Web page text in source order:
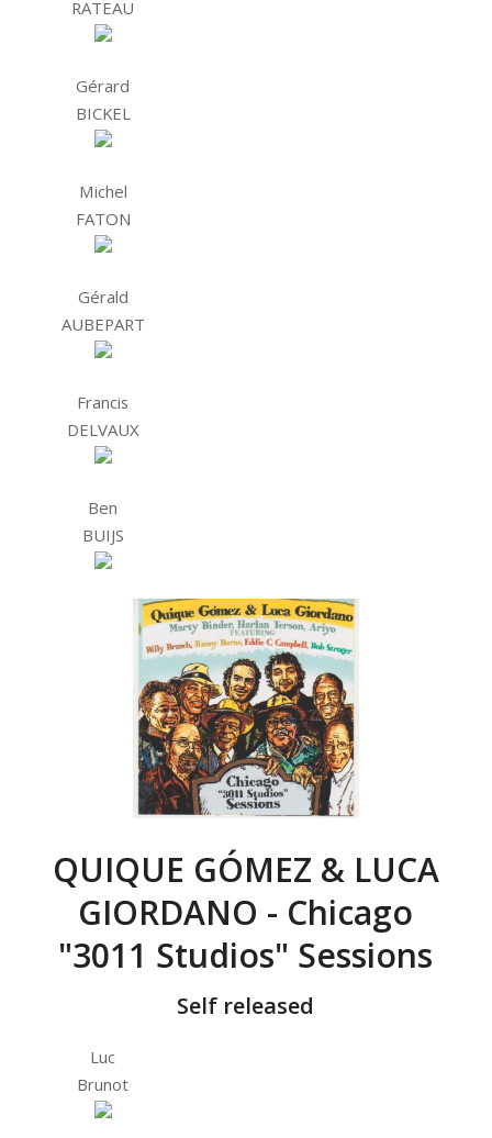
RATEAU
Gérard
BICKEL
Michel
FATON
Gérald
AUBEPART
Francis
DELVAUX
Ben
BUIJS
QUIQUE GÓMEZ & LUCA
GIORDANO - Chicago
"3011 Studios" Sessions
Self released
Luc
Brunot